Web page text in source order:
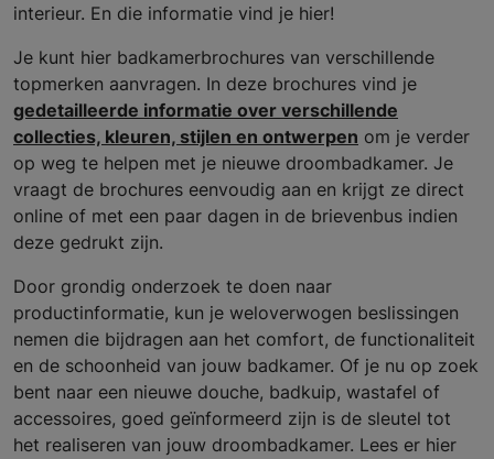
interieur. En die informatie vind je hier!
Je kunt hier badkamerbrochures van verschillende
topmerken aanvragen. In deze brochures vind je
gedetailleerde informatie over verschillende
collecties, kleuren, stijlen en ontwerpen om je verder
op weg te helpen met je nieuwe droombadkamer. Je
vraagt de brochures eenvoudig aan en krijgt ze direct
online of met een paar dagen in de brievenbus indien
deze gedrukt zijn.
Door grondig onderzoek te doen naar
productinformatie, kun je weloverwogen beslissingen
nemen die bijdragen aan het comfort, de functionaliteit
en de schoonheid van jouw badkamer. Of je nu op zoek
bent naar een nieuwe douche, badkuip, wastafel of
accessoires, goed geïnformeerd zijn is de sleutel tot
het realiseren van jouw droombadkamer. Lees er hier